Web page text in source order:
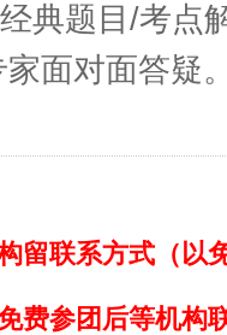
典题目/考点
面对面答疑
留联系方式（以
费参团后等机构